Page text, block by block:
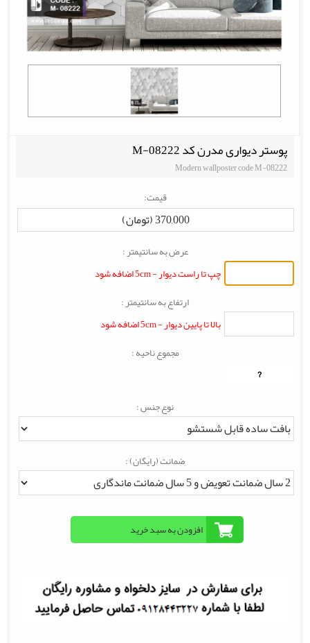
پوستر دیواری مدرن کد M-08222
Modern wallposter code M-08222
قیمت:
370,000 (تومان)
عرض به سانتیمتر :
چپ تا راست دیوار - 5cm اضافه شود
ارتفاع به سانتیمتر :
بالا تا پایین دیوار - 5cm اضافه شود
مجموع ناحیه :
?
نوع جنس :
ضمانت (رایگان) :